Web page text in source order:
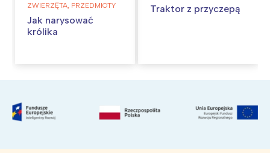
ZWIERZĘTA, PRZEDMIOTY
Jak narysować
królika
Traktor z przyczepą